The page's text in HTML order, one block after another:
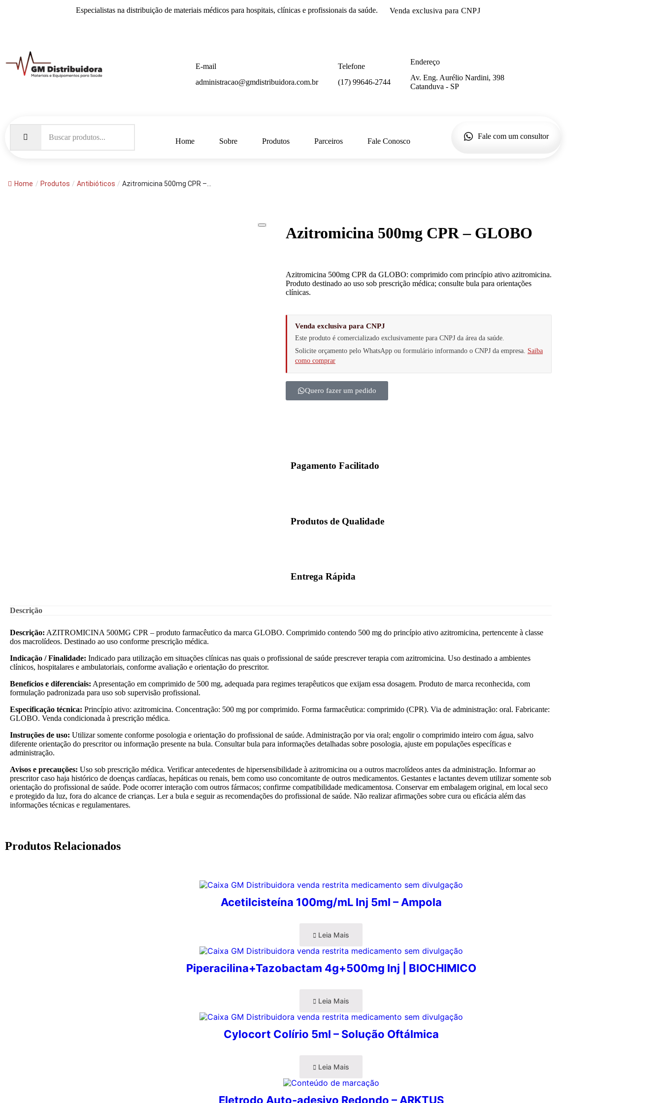
Especialistas na distribuição de materiais médicospara hospitais, clínicas e profissionais da saúde. Venda exclusiva para CNPJ
E-mail
administracao@gmdistribuidora.com.br
Telefone
(17) 99646-2744
Endereço
Av. Eng. Aurélio Nardini, 398
Catanduva - SP
Home Sobre Produtos Parceiros Fale Conosco
Fale com um consultor
Home / Produtos / Antibióticos / Azitromicina 500mg CPR –...
Azitromicina 500mg CPR – GLOBO
Azitromicina 500mg CPR da GLOBO: comprimido com princípio ativo azitromicina.
Produto destinado ao uso sob prescrição médica; consulte bula para orientações
clínicas.
Venda exclusiva para CNPJ
Este produto é comercializado exclusivamente para CNPJ da área da saúde.
Solicite orçamento pelo WhatsApp ou formulário informando o CNPJ da empresa. Saiba
como comprar
Quero fazer um pedido
Pagamento Facilitado
Produtos de Qualidade
Entrega Rápida
Descrição
Descrição: AZITROMICINA 500MG CPR – produto farmacêutico da marca GLOBO. Comprimido contendo 500 mg do princípio ativo azitromicina, pertencente à classe
dos macrolídeos. Destinado ao uso conforme prescrição médica.
Indicação / Finalidade: Indicado para utilização em situações clínicas nas quais o profissional de saúde prescrever terapia com azitromicina. Uso destinado a ambientes
clínicos, hospitalares e ambulatoriais, conforme avaliação e orientação do prescritor.
Benefícios e diferenciais: Apresentação em comprimido de 500 mg, adequada para regimes terapêuticos que exijam essa dosagem. Produto de marca reconhecida, com
formulação padronizada para uso sob supervisão profissional.
Especificação técnica: Princípio ativo: azitromicina. Concentração: 500 mg por comprimido. Forma farmacêutica: comprimido (CPR). Via de administração: oral. Fabricante:
GLOBO. Venda condicionada à prescrição médica.
Instruções de uso: Utilizar somente conforme posologia e orientação do profissional de saúde. Administração por via oral; engolir o comprimido inteiro com água, salvo
diferente orientação do prescritor ou informação presente na bula. Consultar bula para informações detalhadas sobre posologia, ajuste em populações específicas e
administração.
Avisos e precauções: Uso sob prescrição médica. Verificar antecedentes de hipersensibilidade à azitromicina ou a outros macrolídeos antes da administração. Informar ao
prescritor caso haja histórico de doenças cardíacas, hepáticas ou renais, bem como uso concomitante de outros medicamentos. Gestantes e lactantes devem utilizar somente sob
orientação do profissional de saúde. Pode ocorrer interação com outros fármacos; confirme compatibilidade medicamentosa. Conservar em embalagem original, em local seco
e protegido da luz, fora do alcance de crianças. Ler a bula e seguir as recomendações do profissional de saúde. Não realizar afirmações sobre cura ou eficácia além das
informações técnicas e regulamentares.
Produtos Relacionados
Acetilcisteína 100mg/mL Inj 5ml – Ampola
Leia Mais
Piperacilina+Tazobactam 4g+500mg Inj | BIOCHIMICO
Leia Mais
Cylocort Colírio 5ml – Solução Oftálmica
Leia Mais
Eletrodo Auto-adesivo Redondo – ARKTUS